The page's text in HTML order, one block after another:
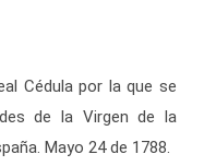
Cédula por la que se
de la Virgen de la
Mayo 24 de 1788.